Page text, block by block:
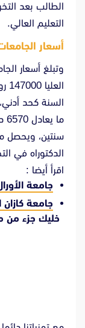
الطالب بعد
التعليم العالي.
أسعار
سنتين، ويحصل
الدكتوراه في
اقرأ أيضا :
جامعة
جامعة كازان
خليك جزء من